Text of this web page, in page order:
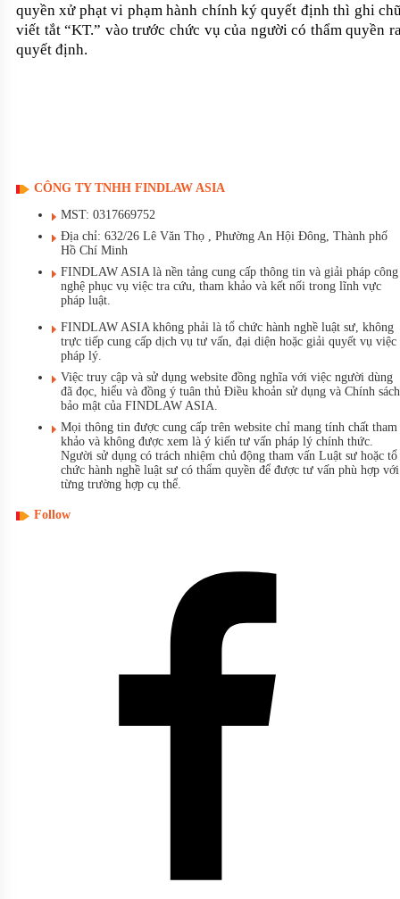
quyền xửphạt vi phạm hành chínhký quyết địnhthì ghi
viết tắt “KT.” vào trước chức vụ của người có thẩm quyền
quyết định.
CÔNG TY TNHH FINDLAW ASIA
MST: 0317669752
Địa chỉ: 632/26 Lê Văn Thọ , Phường An Hội Đông, Thành phố
Hồ Chí Minh
FINDLAW ASIA là nền tảng cung cấp thông tin và giải pháp công
nghệ phục vụ việc tra cứu, tham khảo và kết nối trong lĩnh vực
pháp luật.
FINDLAW ASIA không phải là tổ chức hành nghề luật sư, không
trực tiếp cung cấp dịch vụ tư vấn, đại diện hoặc giải quyết vụ việc
pháp lý.
Việc truy cập và sử dụng website đồng nghĩa với việc người dùng
đã đọc, hiểu và đồng ý tuân thủ Điều khoản sử dụng và Chính sách
bảo mật của FINDLAW ASIA.
Mọi thông tin được cung cấp trên website chỉ mang tính chất tham
khảo và không được xem là ý kiến tư vấn pháp lý chính thức.
Người sử dụng có trách nhiệm chủ động tham vấn Luật sư hoặc tổ
chức hành nghề luật sư có thẩm quyền để được tư vấn phù hợp với
từng trường hợp cụ thể.
Follow